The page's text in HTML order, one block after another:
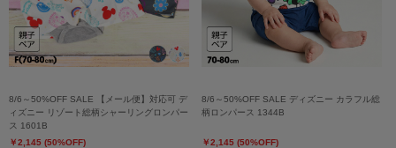
8/6～50%OFF SALE 【メール便】対応可 デ
ィズニー リゾート総柄シャーリングロンパー
ス 1601B
￥2,145 (50%OFF)
8/6～50%OFF SALE ディズニー カラフル総
柄ロンパース 1344B
￥2,145 (50%OFF)